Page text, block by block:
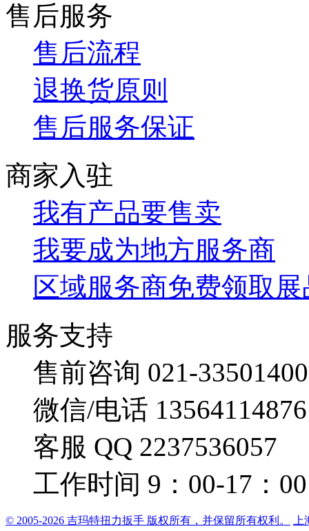
售后服务
售后流程
退换货原则
售后服务保证
商家入驻
我有产品要售卖
我要成为地方服务商
区域服务商免费领取展
服务支持
售前咨询 021-33501400
微信/电话 13564114876
客服 QQ 2237536057
工作时间 9：00-17：00
© 2005-2026 吉玛特扭力扳手 版权所有，并保留所有权利。